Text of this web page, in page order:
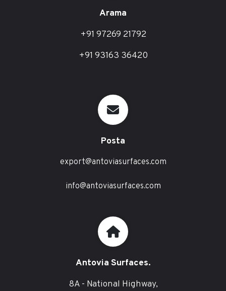
Arama
+91 97269 21792
+91 93163 36420
Posta
export@antoviasurfaces.com
info@antoviasurfaces.com
Antovia Surfaces.
8A - National Highway,